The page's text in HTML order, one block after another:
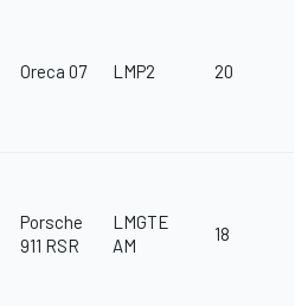
Oreca 07 LMP2 20
Porsche
911 RSR
LMGTE
AM
18